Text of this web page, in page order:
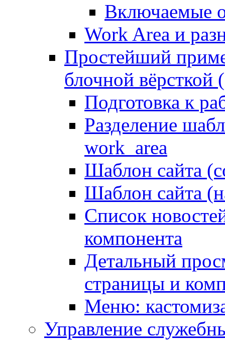
Включаемые
Work Area и
Простейший
блочной вёрсткой
Подготовка к
Разделение
work_area
Шаблон сайта
Шаблон сайта
Список
компонента
Детальный
страницы и
Меню:
Управление